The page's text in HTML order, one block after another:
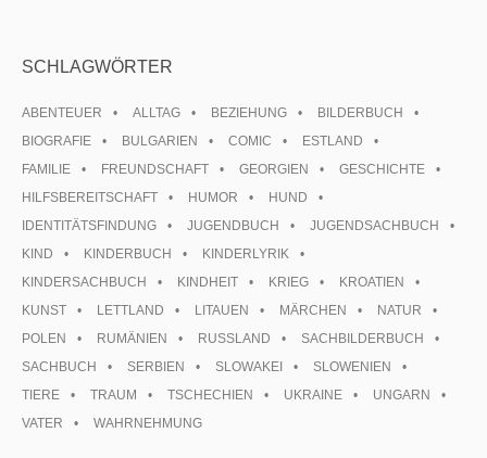
SCHLAGWÖRTER
ABENTEUER ALLTAG BEZIEHUNG
BILDERBUCH
BIOGRAFIE
BULGARIEN COMIC
ESTLAND
FAMILIE
FREUNDSCHAFT GEORGIEN
GESCHICHTE
HILFSBEREITSCHAFT
HUMOR
HUND
IDENTITÄTSFINDUNG
JUGENDBUCH
JUGENDSACHBUCH
KIND
KINDERBUCH
KINDERLYRIK
KINDERSACHBUCH
KINDHEIT KRIEG
KROATIEN
KUNST
LETTLAND LITAUEN MÄRCHEN
NATUR
POLEN
RUMÄNIEN RUSSLAND
SACHBILDERBUCH
SACHBUCH
SERBIEN SLOWAKEI
SLOWENIEN
TIERE
TRAUM TSCHECHIEN UKRAINE
UNGARN
VATER
WAHRNEHMUNG